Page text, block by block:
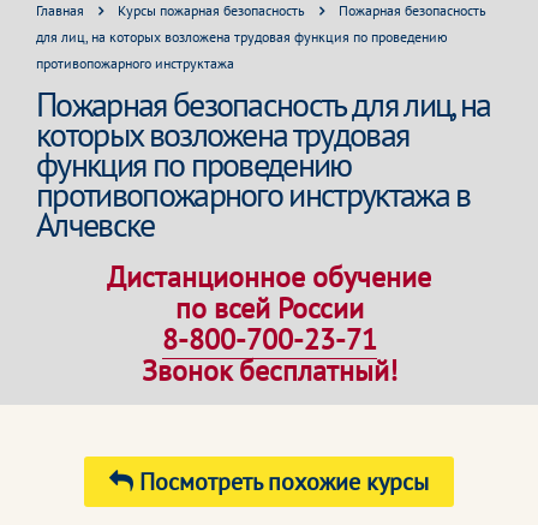
Главная Курсы пожарная безопасность
Пожарная безопасность
для лиц, на которых возложена трудовая функция по проведению
противопожарного инструктажа
Пожарная безопасность для лиц, на
которых возложена трудовая
функция по проведению
противопожарного инструктажа в
Алчевске
Дистанционное обучение
по всей России
8-800-700-23-71
Звонок бесплатный!
Посмотреть похожие курсы